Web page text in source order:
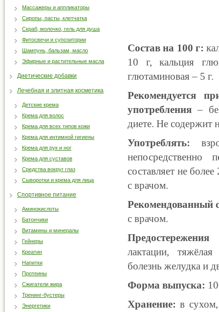
Состав на 100 г:
10 г, кальция
глютаминовая – 5 г.
Рекомендуется
употребления –
диете. Не содержит
Употреблять:
непосредственно
составляет не
с врачом.
Рекомендованный
с врачом.
лактации, тяжёлая
болезнь желудка и
Форма выпуска:
Хранение: в
Массажеры и аппликаторы
Сиропы, пасты, клетчатка
Скраб, молочко, гель для душа
Фитосвечи и супозитории
Шампунь, бальзам, масло
Эфирные и растительные масла
Диетические добавки
Лечебная и элитная косметика
Детские крема
Крема для волос
Крема для всех типов кожи
Крема для интимной гигиены
Крема для рук и ног
Крема для суставов
Средства вокруг глаз
Сыворотки и крема для лица
Спортивное питание
Аминокислоты
Батончики
Витамины и минералы
Гейнеры
Креатин
Напитки
Протеины
Сжигатели жира
Тренинг-бустеры
Энергетики